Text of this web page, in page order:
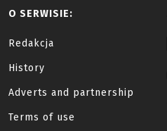
O SERWISIE:
Redakcja
History
Adverts and partnership
Terms of use